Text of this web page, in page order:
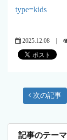
type=kids
2025.12.08 |
次の記事
記事のテーマ